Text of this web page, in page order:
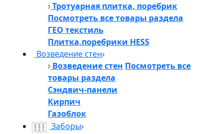
Тротуарная плитка, поребрик
Посмотреть все товары раздела
ГЕО текстиль
Плитка,поребрики HESS
Возведение стен
Возведение стен Посмотреть все
товары раздела
Сэндвич-панели
Кирпич
Газоблок
Заборы